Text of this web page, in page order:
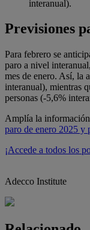
interanual).
Previsiones
Para febrero se
paro a nivel
mes de enero. Así, la
interanual), mientras
personas (-5,6%
Amplía la
paro de enero 2025 y
¡Accede a todos los
Adecco Institute